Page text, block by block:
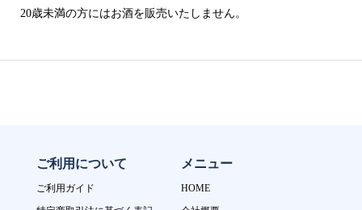
20歳未満の方にはお酒を販売いたしません。
ご利用について
ご利用ガイド
メニュー
HOME